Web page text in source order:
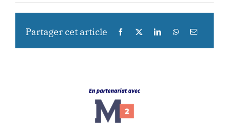
Partager cet article